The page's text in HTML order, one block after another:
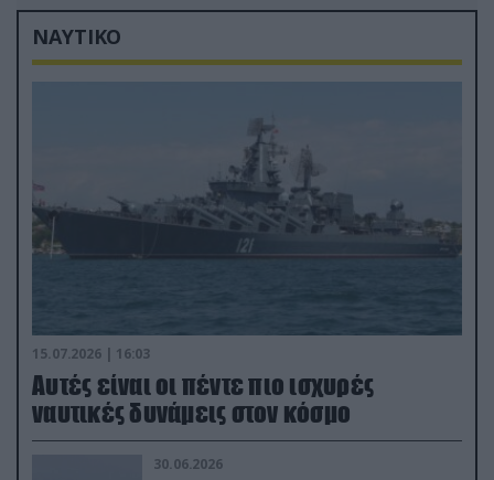
ΝΑΥΤΙΚΟ
15.07.2026 | 16:03
Aυτές είναι οι πέντε πιο ισχυρές
ναυτικές δυνάμεις στον κόσμο
30.06.2026